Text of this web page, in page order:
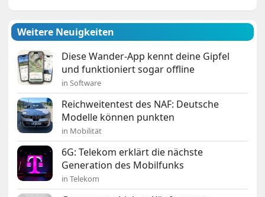
Weitere Neuigkeiten
Diese Wander-App kennt deine Gipfel
und funktioniert sogar offline
in Software
Reichweitentest des NAF: Deutsche
Modelle können punkten
in Mobilität
6G: Telekom erklärt die nächste
Generation des Mobilfunks
in Telekom